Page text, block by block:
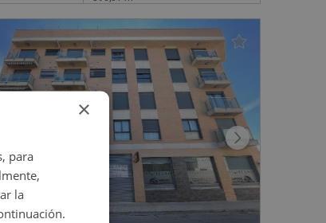
×
para
la